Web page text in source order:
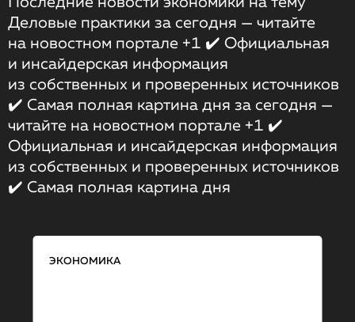
Деловые практики за сегодня — читайте
на новостном портале +1 ✔️ Официальная
и инсайдерская информация
из собственных и проверенных источников
✔️ Самая полная картина дня за сегодня —
читайте на новостном портале +1 ✔️
Официальная и инсайдерская информация
из собственных и проверенных источников
✔️ Самая полная картина дня
ЭКОНОМИКА